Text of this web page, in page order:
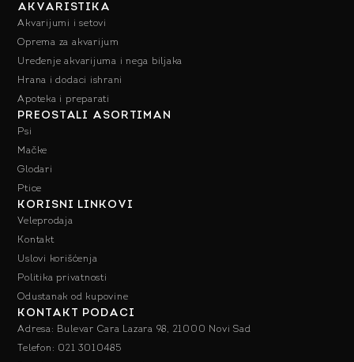
AKVARISTIKA
Akvarijumi i setovi
Oprema za akvarijum
Uređenje akvarijuma i nega biljaka
Hrana i dodaci ishrani
Apoteka i preparati
PREOSTALI ASORTIMAN
Psi
Mačke
Glodari
Ptice
KORISNI LINKOVI
Veleprodaja
Kontakt
Uslovi korišćenja
Politika privatnosti
Odustanak od kupovine
KONTAKT PODACI
Adresa: Bulevar Cara Lazara 98, 21000 Novi Sad
Telefon: 021 3010485